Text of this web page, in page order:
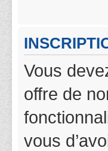
Vous
offre de
vous